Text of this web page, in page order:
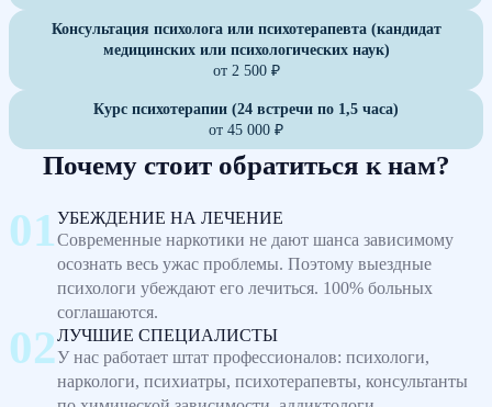
Консультация психолога или психотерапевта (кандидат
медицинских или психологических наук)
от 2 500 ₽
Курс психотерапии (24 встречи по 1,5 часа)
от 45 000 ₽
Почему стоит обратиться к нам?
УБЕЖДЕНИЕ НА ЛЕЧЕНИЕ
Современные наркотики не дают шанса зависимому
осознать весь ужас проблемы. Поэтому выездные
психологи убеждают его лечиться. 100% больных
соглашаются.
ЛУЧШИЕ СПЕЦИАЛИСТЫ
У нас работает штат профессионалов: психологи,
наркологи, психиатры, психотерапевты, консультанты